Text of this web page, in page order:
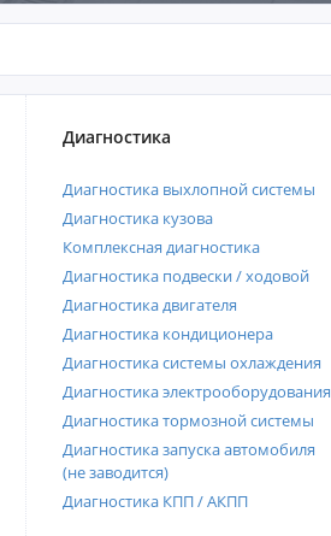
Диагностика
Диагностика выхлопной системы
Диагностика кузова
Комплексная диагностика
Диагностика подвески / ходовой
Диагностика двигателя
Диагностика кондиционера
Диагностика системы охлаждения
Диагностика электрооборудования
Диагностика тормозной системы
Диагностика запуска автомобиля
(не заводится)
Диагностика КПП / АКПП